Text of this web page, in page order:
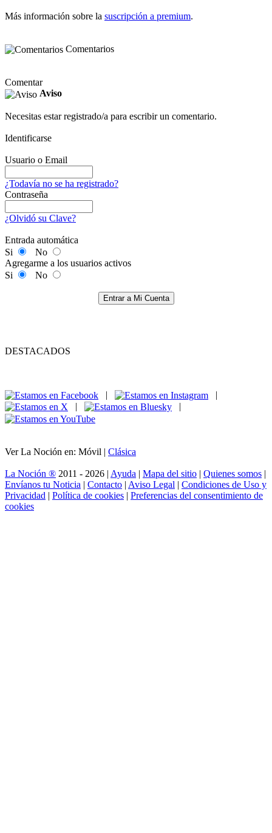
Más información sobre la suscripción a premium.
Comentarios
Comentar
Aviso
Necesitas estar registrado/a para escribir un comentario.
Identificarse
Usuario o Email
¿Todavía no se ha registrado?
Contraseña
¿Olvidó su Clave?
Entrada automática
Si
No
Agregarme a los usuarios activos
Si
No
Entrar a Mi Cuenta
DESTACADOS
|
|
|
|
Ver La Noción en: Móvil | Clásica
La Noción ® 2011 - 2026 | Ayuda | Mapa del sitio | Quienes somos |
Envíanos tu Noticia | Contacto | Aviso Legal | Condiciones de Uso y
Privacidad | Política de cookies | Preferencias del consentimiento de
cookies